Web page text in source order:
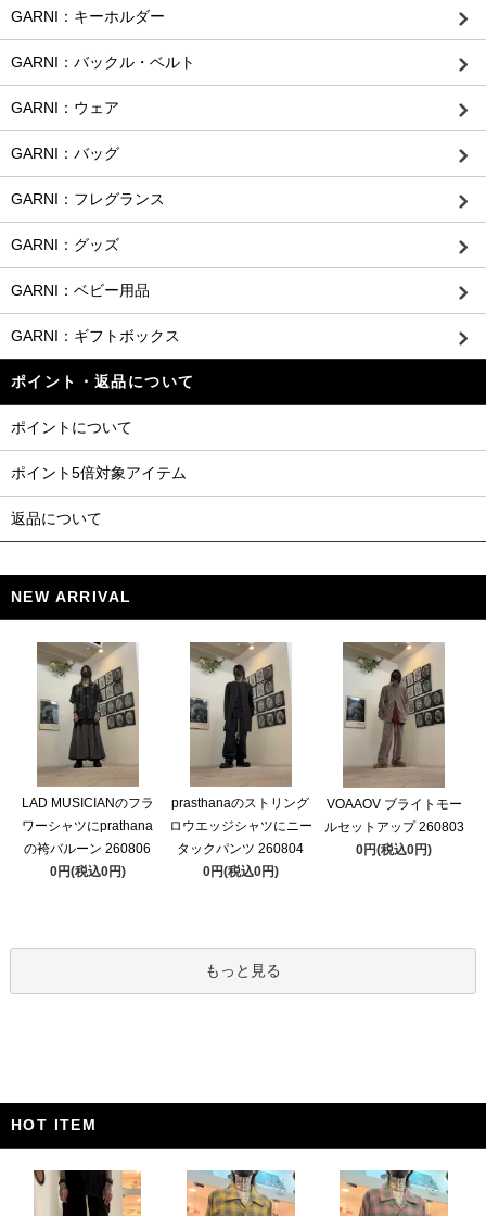
GARNI：キーホルダー
GARNI：バックル・ベルト
GARNI：ウェア
GARNI：バッグ
GARNI：フレグランス
GARNI：グッズ
GARNI：ベビー用品
GARNI：ギフトボックス
ポイント・返品について
ポイントについて
ポイント5倍対象アイテム
返品について
NEW ARRIVAL
LAD MUSICIANのフラ
ワーシャツにprathana
の袴バルーン 260806
0円(税込0円)
prasthanaのストリング
ロウエッジシャツにニー
タックパンツ 260804
0円(税込0円)
VOAAOV ブライトモー
ルセットアップ 260803
0円(税込0円)
もっと見る
HOT ITEM